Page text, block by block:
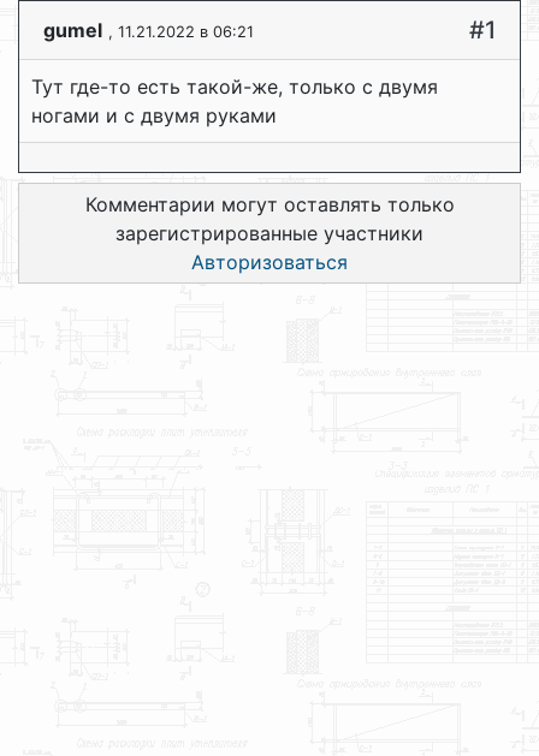
gumel , 11.21.2022 в 06:21 #1
Тут где-то есть такой-же, только с двумя
ногами и с двумя руками
Комментарии могут оставлять только
зарегистрированные участники
Авторизоваться